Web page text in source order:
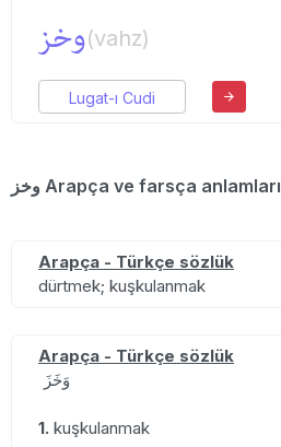
وخز(vahz)
Lugat-ı Cudi
وخز Arapça ve farsça anlamları
Arapça - Türkçe sözlük
dürtmek; kuşkulanmak
Arapça - Türkçe sözlük
وَخَزَ
1. kuşkulanmak